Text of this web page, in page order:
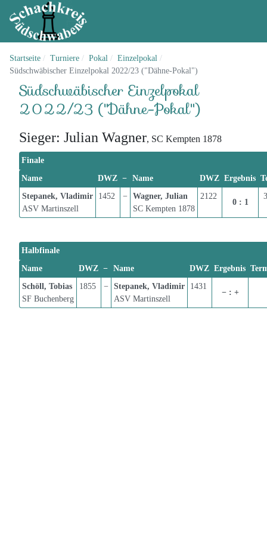
Startseite Turniere Pokal
Einzelpokal
Südschwäbischer Einzelpokal 2022/23 ("Dähne-Pokal")
Südschwäbischer Einzelpokal
2022/23 ("Dähne-Pokal")
Sieger: Julian Wagner, SC Kempten 1878
Finale
Name
DWZ − Name DWZ Ergebnis
Stepanek, Vladimir
ASV Martinszell
1452 − Wagner, Julian
SC Kempten 1878
2122
0 : 1
Halbfinale
Name
DWZ − Name DWZ Ergebnis
Schöll, Tobias
SF Buchenberg
1855 − Stepanek, Vladimir
ASV Martinszell
1431
− : +